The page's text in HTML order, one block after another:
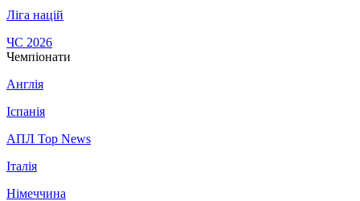
Ліга націй
ЧС 2026
Чемпіонати
Англія
Іспанія
АПЛ Top News
Італія
Німеччина